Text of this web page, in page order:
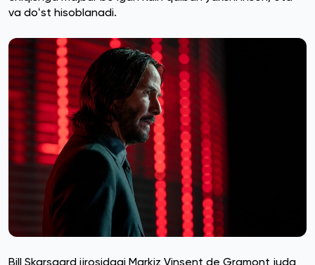
va doʻst hisoblanadi.
Bill Skarsgard ijrosidagi Markiz Vinsent de Gramont juda